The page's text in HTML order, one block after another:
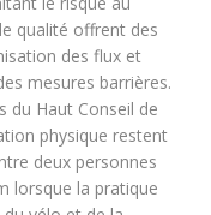
qualité offrent des
des flux et
mesures barrières.
du Haut Conseil de
physique restent
deux personnes
lorsque la pratique